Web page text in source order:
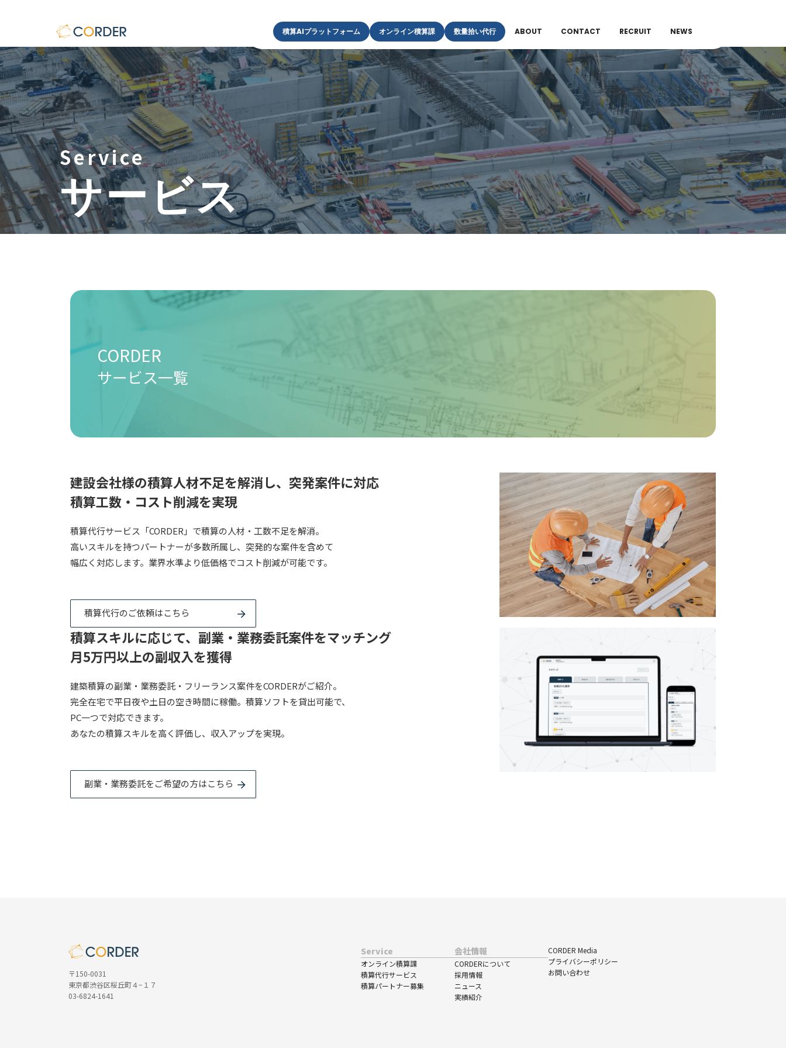
積算AIプラットフォーム オンライン積算課 数量拾い代行 ABOUT CONTACT RECRUIT NEWS
Service
サービス
CORDER
サービス一覧
建設会社様の積算人材不足を解消し、 突発案件に対応
積算工数・コスト削減を実現
積算代行サービス「CORDER」で積算の人材・工数不足を解消。
高いスキルを持つパートナーが多数所属し、突発的な案件を含めて
幅広く対応します。業界水準より低価格でコスト削減が可能です。
積算代行のご依頼はこちら
積算スキルに応じて、 副業・業務委託案件をマッチング
月5万円以上の副収入を獲得
建築積算の副業・業務委託・フリーランス案件をCORDERがご紹介。
完全在宅で平日夜や土日の空き時間に稼働。積算ソフトを貸出可能で、
PC一つで対応できます。
あなたの積算スキルを高く評価し、収入アップを実現。
副業・業務委託をご希望の方はこちら
〒150-0031
東京都渋谷区桜丘町４−１７
03-6824-1641
Service
オンライン積算課
積算代行サービス
積算パートナー募集
会社情報
CORDERについて
採用情報
ニュース
実績紹介
CORDER Media
プライバシーポリシー
お問い合わせ